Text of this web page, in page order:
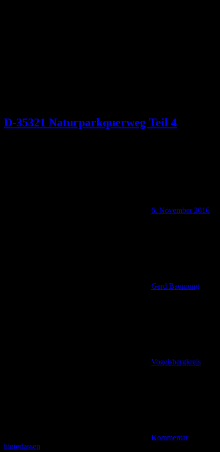
D-35321 Naturparkquerweg Teil 4
6. November 2016
Gerd Baumung
Vogelsbergkreis
Kommentar
hinterlassen